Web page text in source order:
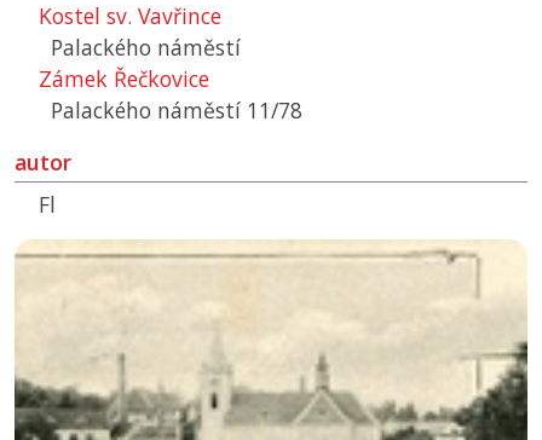
Kostel sv. Vavřince
Palackého náměstí
Zámek Řečkovice
Palackého náměstí 11/78
autor
Fl